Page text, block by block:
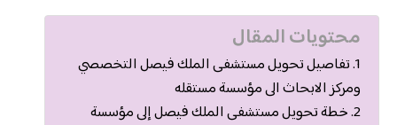
محتويات المقال
تفاصيل تحويل مستشفى الملك فيصل التخصصي
ومركز الابحاث الى مؤسسة مستقله
خطة تحويل مستشفى الملك فيصل إلى مؤسسة